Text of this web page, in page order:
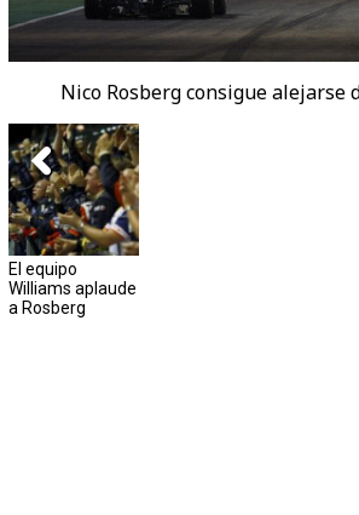
Nico Rosberg consigue alejarse
El equipo
Williams aplaude
a Rosberg